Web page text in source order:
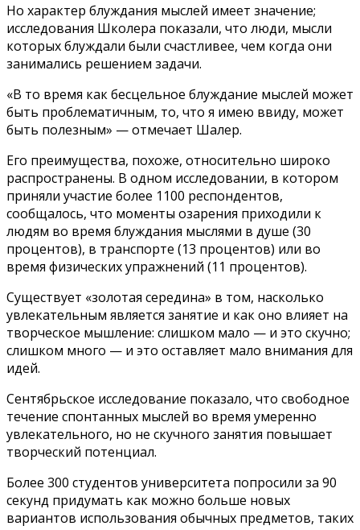
Но характер блуждания мыслей имеет значение;
исследования Школера показали, что люди, мысли
которых блуждали были счастливее, чем когда они
занимались решением задачи.
«В то время как бесцельное блуждание мыслей может
быть проблематичным, то, что я имею ввиду, может
быть полезным» — отмечает Шалер.
Его преимущества, похоже, относительно широко
распространены. В одном исследовании, в котором
приняли участие более 1100 респондентов,
сообщалось, что моменты озарения приходили к
людям во время блуждания мыслями в душе (30
процентов), в транспорте (13 процентов) или во
время физических упражнений (11 процентов).
Существует «золотая середина» в том, насколько
увлекательным является занятие и как оно влияет на
творческое мышление: слишком мало — и это скучно;
слишком много — и это оставляет мало внимания для
идей.
Сентябрьское исследование показало, что свободное
течение спонтанных мыслей во время умеренно
увлекательного, но не скучного занятия повышает
творческий потенциал.
Более 300 студентов университета попросили за 90
секунд придумать как можно больше новых
вариантов использования обычных предметов, таких